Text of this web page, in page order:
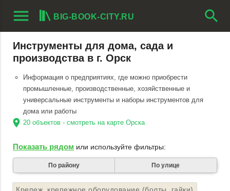
menu BIG-BOOK-CITY.RU search
Инструменты для дома, сада и
производства в г. Орск
Информация о предприятиях, где можно приобрести
промышленные, производственные, хозяйственные и
универсальные инструменты и наборы инструментов для
дома или работы
location_on 20 объектов - смотреть на карте Орска
Показать рядом или используйте фильтры:
По району По улице